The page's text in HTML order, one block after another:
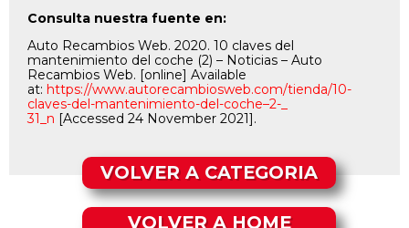
Consulta nuestra fuente en:
Auto Recambios Web. 2020. 10 claves del
mantenimiento del coche (2) – Noticias – Auto
Recambios Web. [online] Available
at: https://www.autorecambiosweb.com/tienda/10-
claves-del-mantenimiento-del-coche–2-_
31_n [Accessed 24 November 2021].
VOLVER A CATEGORIA
VOLVER A HOME